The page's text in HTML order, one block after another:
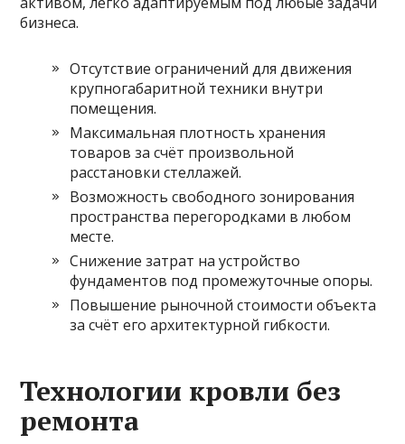
бизнеса.
Отсутствие ограничений для движения
крупногабаритной техники внутри
помещения.
Максимальная плотность хранения
товаров за счёт произвольной
расстановки стеллажей.
Возможность свободного зонирования
пространства перегородками в любом
месте.
Снижение затрат на устройство
фундаментов под промежуточные опоры.
Повышение рыночной стоимости объекта
за счёт его архитектурной гибкости.
Технологии кровли без
ремонта